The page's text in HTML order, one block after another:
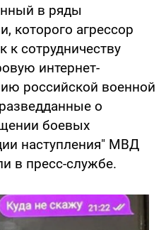
в ряды
которого агрессор
к сотрудничеству
интернет-
российской военной
о
боевых
наступления" МВД
в пресс-службе.